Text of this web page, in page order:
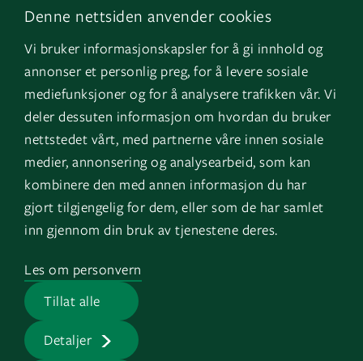
Denne nettsiden anvender cookies
Vi bruker informasjonskapsler for å gi innhold og
annonser et personlig preg, for å levere sosiale
mediefunksjoner og for å analysere trafikken vår. Vi
deler dessuten informasjon om hvordan du bruker
nettstedet vårt, med partnerne våre innen sosiale
medier, annonsering og analysearbeid, som kan
kombinere den med annen informasjon du har
gjort tilgjengelig for dem, eller som de har samlet
inn gjennom din bruk av tjenestene deres.
Tillat alle
Detaljer
Les om personvern
LinkedIn
Instagram
YouTube
Om oss
GK Norge
GK Danmark
Genvägar
Fakturauppgifter
HMS
Jobb på GK
Presserum
Logga in
EOS